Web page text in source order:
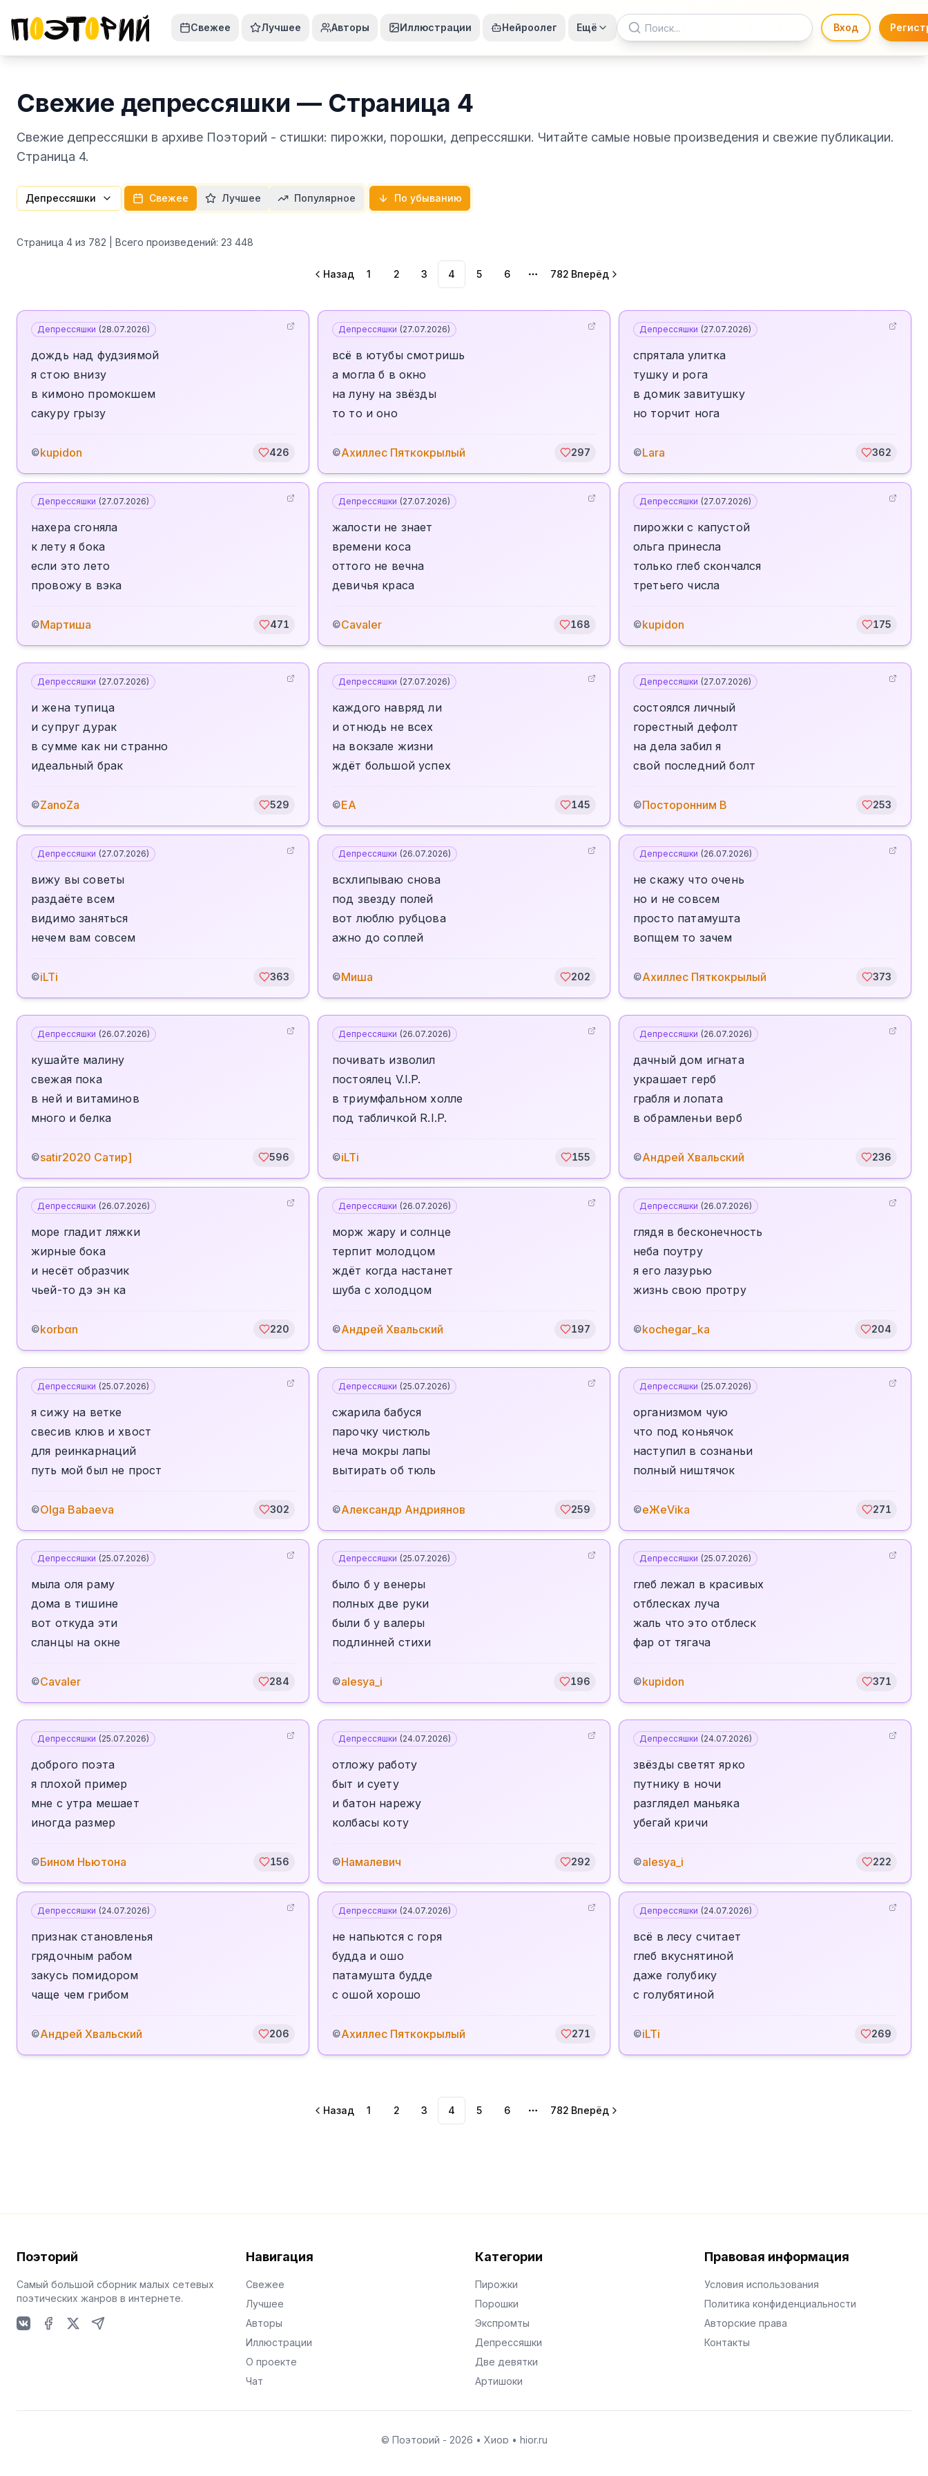
Свежее Лучшее Авторы Иллюстрации Нейроолег Ещё Вход
Свежие депрессяшки — Страница 4
Свежие депрессяшки в архиве Поэторий - стишки: пирожки, порошки, депрессяшки. Читайте самые новые произведения и свежие публикации.
Страница 4.
Депрессяшки Свежее Лучшее Популярное По убыванию
Страница 4 из 782 | Всего произведений: 23 448
Назад 1 2 3 4 5 6
More pages
782 Вперёд
Депрессяшки (28.07.2026)
дождь над фудзиямой
я стою внизу
в кимоно промокшем
сакуру грызу
©kupidon 426
Депрессяшки (27.07.2026)
всё в ютубы смотришь
а могла б в окно
на луну на звёзды
то то и оно
©Ахиллес Пяткокрылый 297
Депрессяшки (27.07.2026)
спрятала улитка
тушку и рога
в домик завитушку
но торчит нога
©Lara 362
Депрессяшки (27.07.2026)
нахера сгоняла
к лету я бока
если это лето
провожу в вэка
©Мартиша 471
Депрессяшки (27.07.2026)
жалости не знает
времени коса
оттого не вечна
девичья краса
©Cavaler 168
Депрессяшки (27.07.2026)
пирожки с капустой
ольга принесла
только глеб скончался
третьего числа
©kupidon 175
Депрессяшки (27.07.2026)
и жена тупица
и супруг дурак
в сумме как ни странно
идеальный брак
©ZanoZa 529
Депрессяшки (27.07.2026)
каждого навряд ли
и отнюдь не всех
на вокзале жизни
ждёт большой успех
©ЕА 145
Депрессяшки (27.07.2026)
состоялся личный
горестный дефолт
на дела забил я
свой последний болт
©Посторонним В 253
Депрессяшки (27.07.2026)
вижу вы советы
раздаёте всем
видимо заняться
нечем вам совсем
©iLTi 363
Депрессяшки (26.07.2026)
всхлипываю снова
под звезду полей
вот люблю рубцова
ажно до соплей
©Миша 202
Депрессяшки (26.07.2026)
не скажу что очень
но и не совсем
просто патамушта
вопщем то зачем
©Ахиллес Пяткокрылый 373
Депрессяшки (26.07.2026)
кушайте малину
свежая пока
в ней и витаминов
много и белка
©satir2020 Сатир] 596
Депрессяшки (26.07.2026)
почивать изволил
постоялец V.I.P.
в триумфальном холле
под табличкой R.I.P.
©iLTi 155
Депрессяшки (26.07.2026)
дачный дом игната
украшает герб
грабля и лопата
в обрамленьи верб
©Андрей Хвальский 236
Депрессяшки (26.07.2026)
море гладит ляжки
жирные бока
и несёт образчик
чьей-то дэ эн ка
©korbαn 220
Депрессяшки (26.07.2026)
морж жару и солнце
терпит молодцом
ждёт когда настанет
шуба с холодцом
©Андрей Хвальский 197
Депрессяшки (26.07.2026)
глядя в бесконечность
неба поутру
я его лазурью
жизнь свою протру
©kochegar_ka 204
Депрессяшки (25.07.2026)
я сижу на ветке
свесив клюв и хвост
для реинкарнаций
путь мой был не прост
©Olga Babaeva 302
Депрессяшки (25.07.2026)
сжарила бабуся
парочку чистюль
неча мокры лапы
вытирать об тюль
©Александр Андриянов 259
Депрессяшки (25.07.2026)
организмом чую
что под коньячок
наступил в сознаньи
полный ништячок
©еЖеVika 271
Депрессяшки (25.07.2026)
мыла оля раму
дома в тишине
вот откуда эти
сланцы на окне
©Cavaler 284
Депрессяшки (25.07.2026)
было б у венеры
полных две руки
были б у валеры
подлинней стихи
©alesya_i 196
Депрессяшки (25.07.2026)
глеб лежал в красивых
отблесках луча
жаль что это отблеск
фар от тягача
©kupidon 371
Депрессяшки (25.07.2026)
доброго поэта
я плохой пример
мне с утра мешает
иногда размер
©Бином Ньютона 156
Депрессяшки (24.07.2026)
отложу работу
быт и суету
и батон нарежу
колбасы коту
©Намалевич 292
Депрессяшки (24.07.2026)
звëзды светят ярко
путнику в ночи
разглядел маньяка
убегай кричи
©alesya_i 222
Депрессяшки (24.07.2026)
признак становленья
грядочным рабом
закусь помидором
чаще чем грибом
©Андрей Хвальский 206
Депрессяшки (24.07.2026)
не напьются с горя
будда и ошо
патамушта будде
с ошой хорошо
©Ахиллес Пяткокрылый 271
Депрессяшки (24.07.2026)
всё в лесу считает
глеб вкуснятиной
даже голубику
с голубятиной
©iLTi 269
Назад 1 2 3 4 5 6
More pages
782 Вперёд
Поэторий
Самый большой сборник малых сетевых
поэтических жанров в интернете.
Навигация
Свежее
Лучшее
Авторы
Иллюстрации
О проекте
Чат
Категории
Пирожки
Порошки
Экспромты
Депрессяшки
Две девятки
Артишоки
Правовая информация
Условия использования
Политика конфиденциальности
Авторские права
Контакты
© Поэторий - 2026 • Хиор • hior.ru